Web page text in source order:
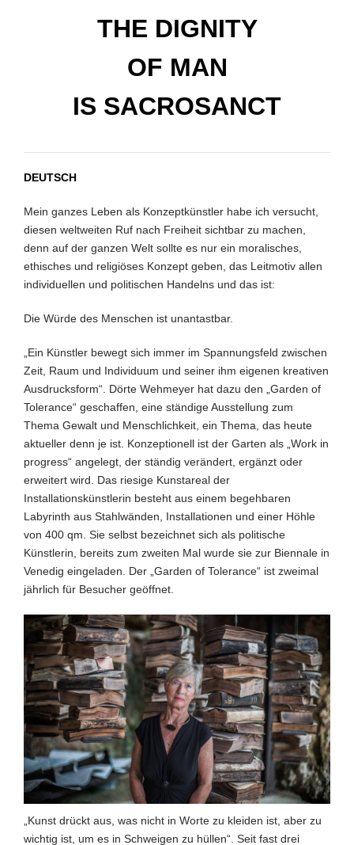
THE DIGNITY
OF MAN
IS SACROSANCT
DEUTSCH
Mein ganzes Leben als Konzeptkünstler habe ich versucht,
diesen weltweiten Ruf nach Freiheit sichtbar zu machen,
denn auf der ganzen Welt sollte es nur ein moralisches,
ethisches und religiöses Konzept geben, das Leitmotiv allen
individuellen und politischen Handelns und das ist:
Die Würde des Menschen ist unantastbar.
„Ein Künstler bewegt sich immer im Spannungsfeld zwischen
Zeit, Raum und Individuum und seiner ihm eigenen kreativen
Ausdrucksform“. Dörte Wehmeyer hat dazu den „Garden of
Tolerance“ geschaffen, eine ständige Ausstellung zum
Thema Gewalt und Menschlichkeit, ein Thema, das heute
aktueller denn je ist. Konzeptionell ist der Garten als „Work in
progress“ angelegt, der ständig verändert, ergänzt oder
erweitert wird. Das riesige Kunstareal der
Installationskünstlerin besteht aus einem begehbaren
Labyrinth aus Stahlwänden, Installationen und einer Höhle
von 400 qm. Sie selbst bezeichnet sich als politische
Künstlerin, bereits zum zweiten Mal wurde sie zur Biennale in
Venedig eingeladen. Der „Garden of Tolerance“ ist zweimal
jährlich für Besucher geöffnet.
„Kunst drückt aus, was nicht in Worte zu kleiden ist, aber zu
wichtig ist, um es in Schweigen zu hüllen“. Seit fast drei